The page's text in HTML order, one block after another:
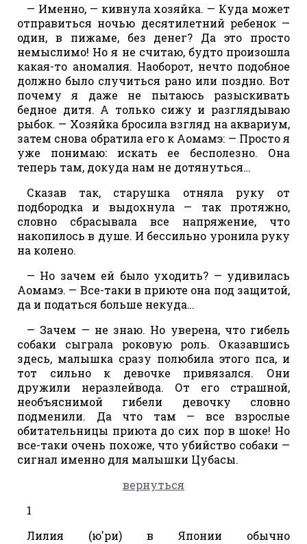
— Именно, — кивнула хозяйка. — Куда может
отправиться ночью десятилетний ребенок —
один, в пижаме, без денег? Да это просто
немыслимо! Но я не считаю, будто произошла
какая-то аномалия. Наоборот, нечто подобное
должно было случиться рано или поздно. Вот
почему я даже не пытаюсь разыскивать
бедное дитя. А только сижу и разглядываю
рыбок. — Хозяйка бросила взгляд на аквариум,
затем снова обратила его к Аомамэ: — Просто я
уже понимаю: искать ее бесполезно. Она
теперь там, докуда нам не дотянуться…
Сказав так, старушка отняла руку от
подбородка и выдохнула — так протяжно,
словно сбрасывала все напряжение, что
накопилось в душе. И бессильно уронила руку
на колено.
— Но зачем ей было уходить? — удивилась
Аомамэ. — Все-таки в приюте она под защитой,
да и податься больше некуда…
— Зачем — не знаю. Но уверена, что гибель
собаки сыграла роковую роль. Оказавшись
здесь, малышка сразу полюбила этого пса, и
тот сильно к девочке привязался. Они
дружили неразлейвода. От его страшной,
необъяснимой гибели девочку словно
подменили. Да что там — все взрослые
обитательницы приюта до сих пор в шоке! Но
все-таки очень похоже, что убийство собаки —
сигнал именно для малышки Цубасы.
вернуться
1
Лилия (ю'ри) в Японии обычно